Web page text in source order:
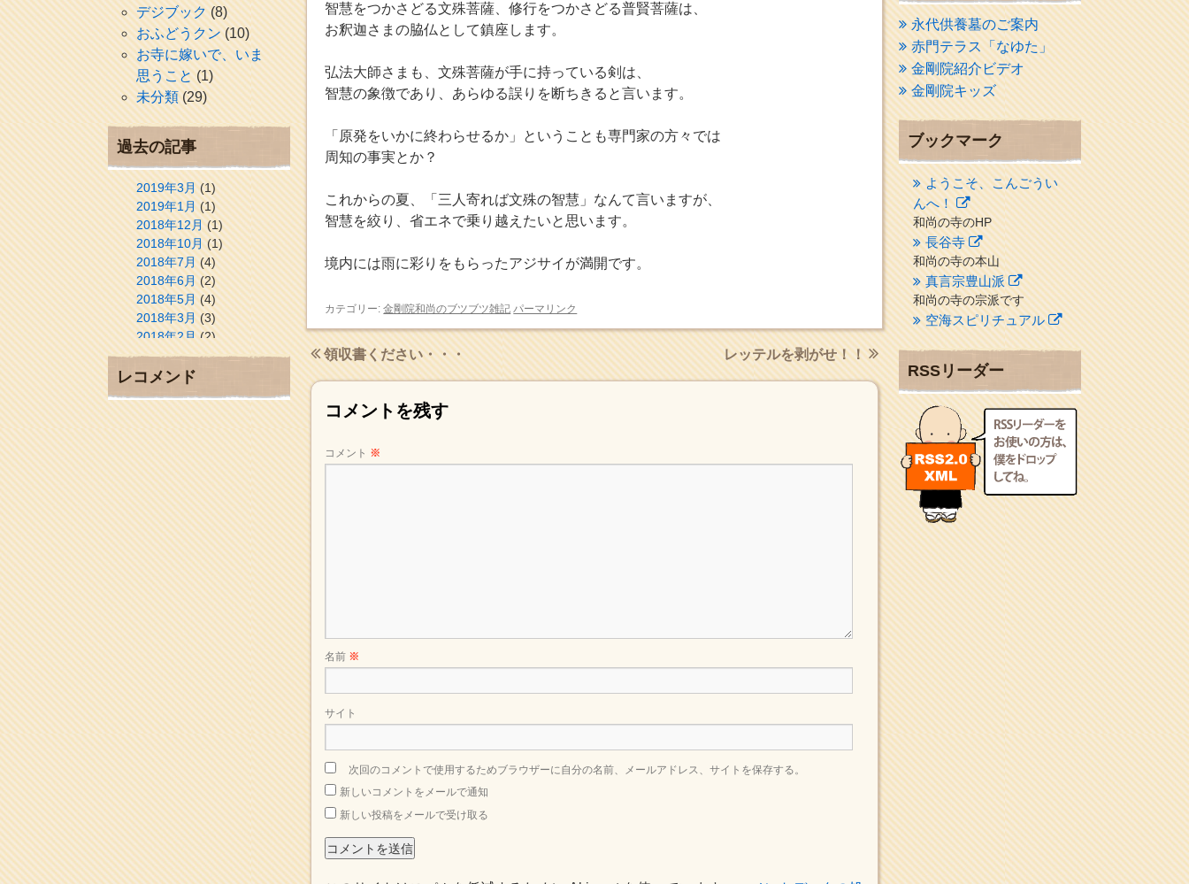
智慧をつかさどる文殊菩薩、修行をつかさどる普賢菩薩は、
お釈迦さまの脇仏として鎮座します。
弘法大師さまも、文殊菩薩が手に持っている剣は、
智慧の象徴であり、あらゆる誤りを断ちきると言います。
「原発をいかに終わらせるか」ということも専門家の方々では
周知の事実とか？
これからの夏、「三人寄れば文殊の智慧」なんて言いますが、
智慧を絞り、省エネで乗り越えたいと思います。
境内には雨に彩りをもらったアジサイが満開です。
カテゴリー:金剛院和尚のブツブツ雑記 パーマリンク
領収書ください・・・ レッテルを剥がせ！！
コメントを残す
コメント ※
名前 ※
サイト
次回のコメントで使用するためブラウザーに自分の名前、メールアドレス、サイトを保存する。
新しいコメントをメールで通知
新しい投稿をメールで受け取る
デジブック(8)
おふどうクン(10)
お寺に嫁いで、いま
思うこと(1)
未分類(29)
過去の記事
2019年3月(1)
2019年1月(1)
2018年12月(1)
2018年10月(1)
2018年7月(4)
2018年6月(2)
2018年5月(4)
2018年3月(3)
2018年2月(2)
2018年1月(2)
2017年12月
2017年10月(1)
2017年9月(4)
2017年8月(3)
2017年7月(1)
2017年6月(1)
2017年5月(2)
2017年4月(2)
2017年3月(1)
2017年2月(1)
2017年1月(2)
2016年12月(4)
2016年11月(3)
2016年10月(1)
2016年9月(3)
2016年8月(2)
2016年7月(3)
2016年6月(2)
2016年5月(3)
2016年4月(4)
2016年3月(4)
2016年2月(5)
2016年1月(3)
2015年12月(6)
2015年11月(4)
2015年10月(4)
2015年9月(3)
レコメンド
永代供養墓のご案内
赤門テラス「なゆた」
金剛院紹介ビデオ
金剛院キッズ
ブックマーク
ようこそ、こんごうい
んへ！
和尚の寺のHP
長谷寺
和尚の寺の本山
真言宗豊山派
和尚の寺の宗派です
空海スピリチュアル
２１世紀を（空海）する情
クリプロホームページ
地域のライターさんです
小豆島 圓満寺
小豆島霊場第７４番のお寺
新聞屋の道具箱
新聞社で使われる用語の解
説など
makotoさんの御符内巡
礼記
東京の巡礼記です
POLYHEDON
いろいろなことが書いてあ
るよ
bunchan
あちこち行って！
目白鍼灸院
日本人の繊細な体質にあわ
せた、やさしく気持ちよい
鍼灸治療です
イッパイイチゴ
おもわず食べたくなっちゃ
う
ほうげん日記
放言じゃなくて和尚さんの
名前だよ
面白いサイトみつけた
RSSリーダー